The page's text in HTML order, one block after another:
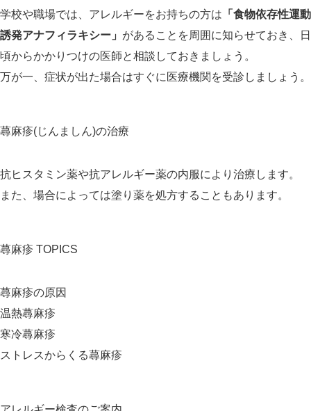
学校や職場では、アレルギーをお持ちの方は 「食物依存性運動
誘発アナフィラキシー」 があることを周囲に知らせておき、日
頃からかかりつけの医師と相談しておきましょう。
万が一、症状が出た場合はすぐに医療機関を受診しましょう。
蕁麻疹(じんましん)の治療
抗ヒスタミン薬や抗アレルギー薬の内服により治療します。
また、場合によっては塗り薬を処方することもあります。
蕁麻疹 TOPICS
蕁麻疹の原因
温熱蕁麻疹
寒冷蕁麻疹
ストレスからくる蕁麻疹